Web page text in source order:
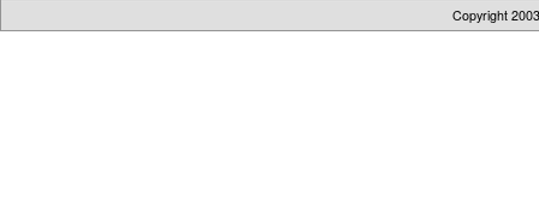
Copyright